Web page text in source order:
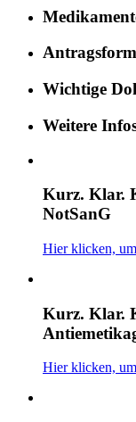
Wichtige
Weitere
Kurz. Klar.
NotSanG
Hier klicken,
Kurz. Klar.
Hier klicken,